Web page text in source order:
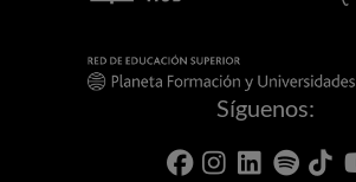
Síguenos: